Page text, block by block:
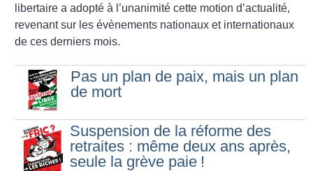
libertaire a adopté à l’unanimité cette motion d’actualité,
revenant sur les évènements nationaux et internationaux
de ces derniers mois.
Pas un plan de paix, mais un plan
de mort
Suspension de la réforme des
retraites : même deux ans après,
seule la grève paie !